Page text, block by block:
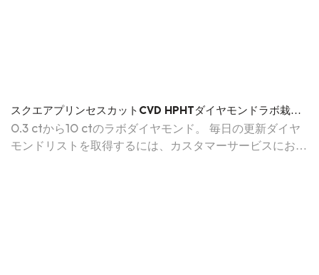
スクエアプリンセスカットCVD HPHTダイヤモンドラボ栽培
ダイヤモンドIGI証明書 - メッシジュエリー
0.3 ctから10 ctのラボダイヤモンド。 毎日の更新ダイヤ
モンドリストを取得するには、カスタマーサービスにお問